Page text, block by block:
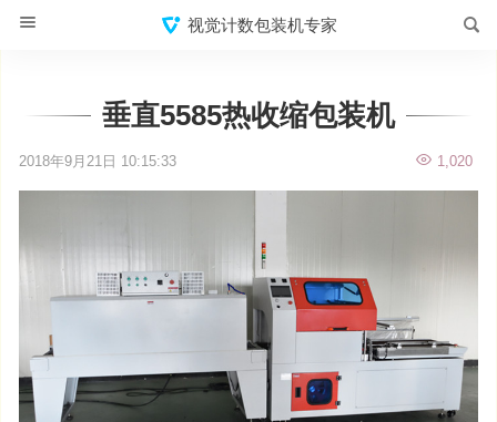
视觉计数包装机专家
垂直5585热收缩包装机
2018年9月21日 10:15:33 1,020